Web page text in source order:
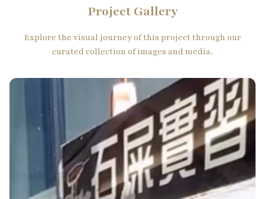
Project Gallery
Explore the visual journey of this project through our
curated collection of images and media.